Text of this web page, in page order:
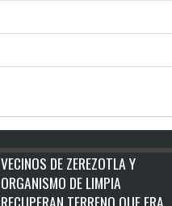
VECINOS DE ZEREZOTLA Y
ORGANISMO DE LIMPIA
RECUPERAN TERRENO QUE ERA